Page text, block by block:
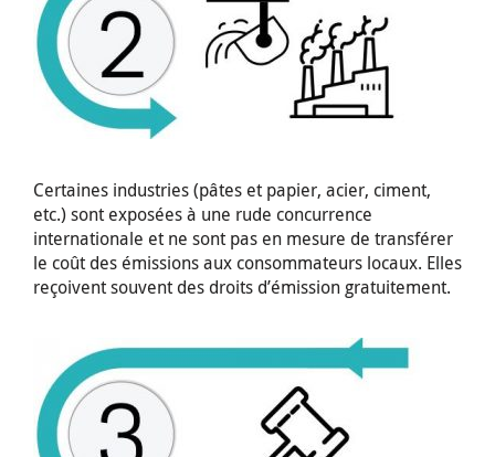
Certaines industries (pâtes et papier, acier, ciment,
etc.) sont exposées à une rude concurrence
internationale et ne sont pas en mesure de transférer
le coût des émissions aux consommateurs locaux. Elles
reçoivent souvent des droits d’émission gratuitement.